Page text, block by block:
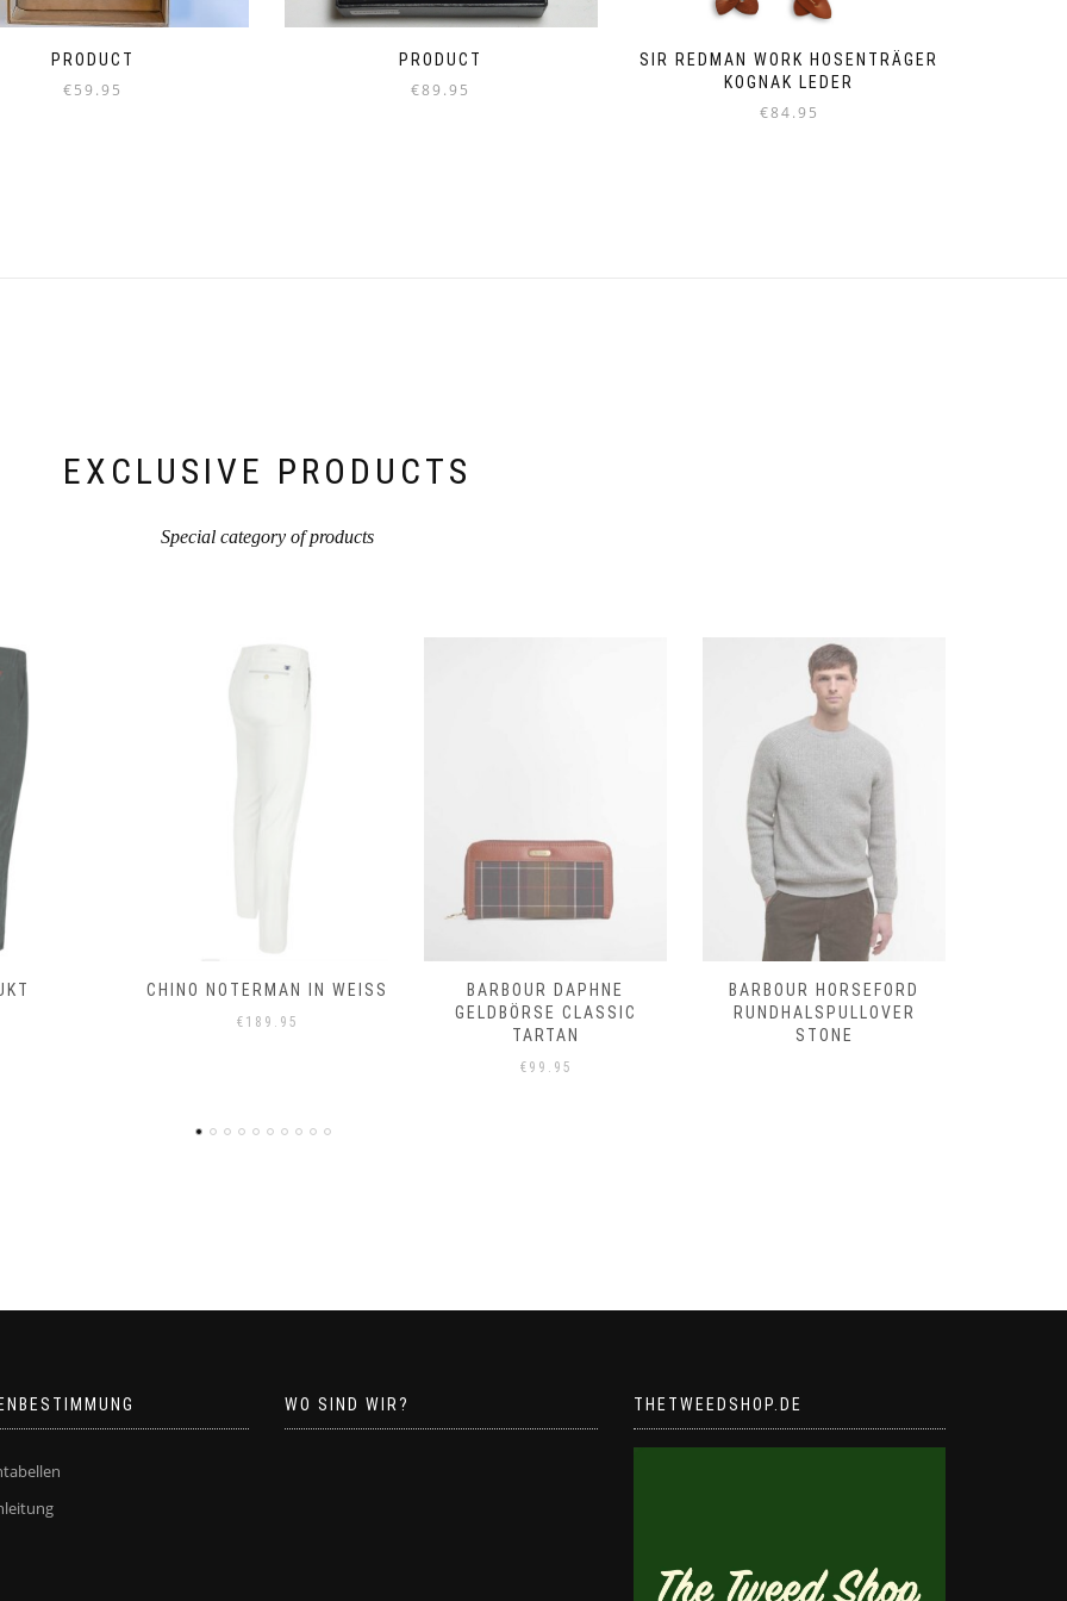
PRODUCT
€59.95
PRODUCT
€89.95
SIR REDMAN WORK HOSENTRÄGER
KOGNAK LEDER
€84.95
EXCLUSIVE PRODUCTS
Special category of products
IN WEISS
BARBOUR DAPHNE
GELDBÖRSE CLASSIC
BARBOUR HORSEFORD
RUNDHALSPULLOVER
STONE
BARBOUR HORSEFORD
RUNDHALSPULLOVER
SANDSTONE
WO SIND WIR? THETWEEDSHOP.DE